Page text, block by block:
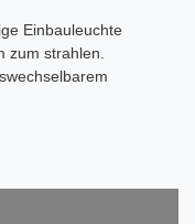
Einbauleuchte
zum strahlen.